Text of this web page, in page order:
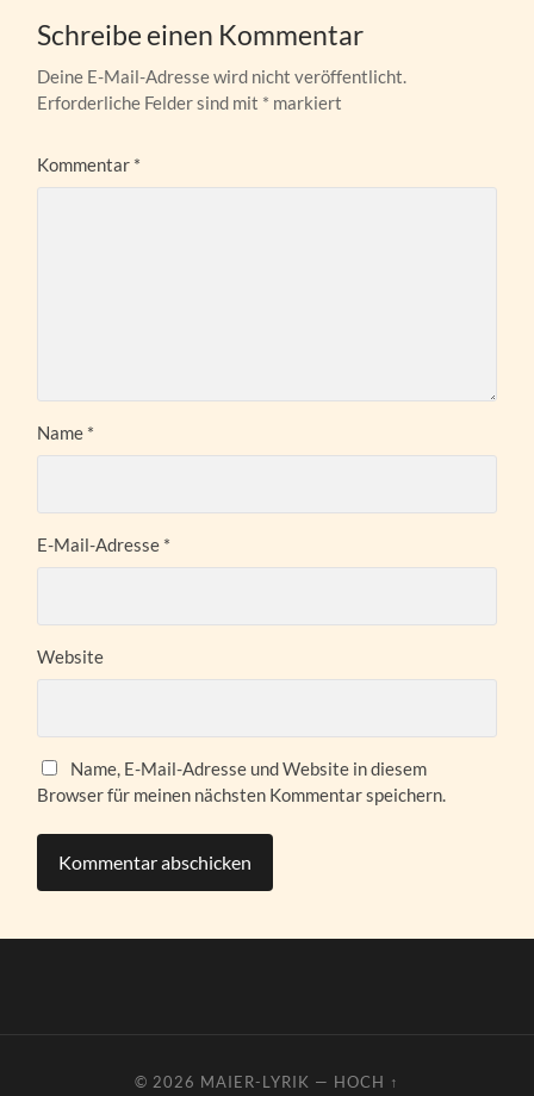
Schreibe einen Kommentar
Deine E-Mail-Adresse wird nicht veröffentlicht.
Erforderliche Felder sind mit * markiert
Kommentar *
Name *
E-Mail-Adresse *
Website
Name, E-Mail-Adresse und Website in diesem
Browser für meinen nächsten Kommentar speichern.
© 2026 MAIER-LYRIK — HOCH ↑